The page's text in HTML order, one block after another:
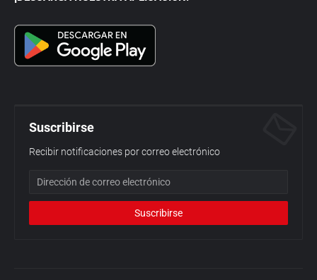
Suscribirse
Recibir notificaciones por correo electrónico